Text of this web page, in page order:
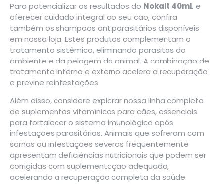
Para potencializar os resultados do Nokalt 40mL e
oferecer cuidado integral ao seu cão, confira
também os shampoos antiparasitários disponíveis
em nossa loja. Estes produtos complementam o
tratamento sistêmico, eliminando parasitas do
ambiente e da pelagem do animal. A combinação de
tratamento interno e externo acelera a recuperação
e previne reinfestações.
Além disso, considere explorar nossa linha completa
de suplementos vitamínicos para cães, essenciais
para fortalecer o sistema imunológico após
infestações parasitárias. Animais que sofreram com
sarnas ou infestações severas frequentemente
apresentam deficiências nutricionais que podem ser
corrigidas com suplementação adequada,
acelerando a recuperação completa da saúde.